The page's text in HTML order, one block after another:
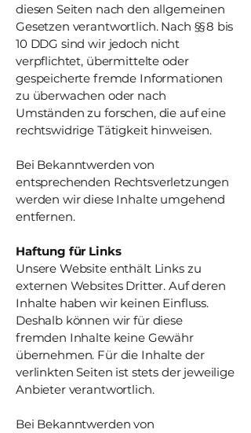
diesen Seiten nach den allgemeinen
Gesetzen verantwortlich. Nach §§ 8 bis
10 DDG sind wir jedoch nicht
verpflichtet, übermittelte oder
gespeicherte fremde Informationen
zu überwachen oder nach
Umständen zu forschen, die auf eine
rechtswidrige Tätigkeit hinweisen.
Bei Bekanntwerden von
entsprechenden Rechtsverletzungen
werden wir diese Inhalte umgehend
entfernen.
Haftung für Links
Unsere Website enthält Links zu
externen Websites Dritter. Auf deren
Inhalte haben wir keinen Einfluss.
Deshalb können wir für diese
fremden Inhalte keine Gewähr
übernehmen. Für die Inhalte der
verlinkten Seiten ist stets der jeweilige
Anbieter verantwortlich.
Bei Bekanntwerden von